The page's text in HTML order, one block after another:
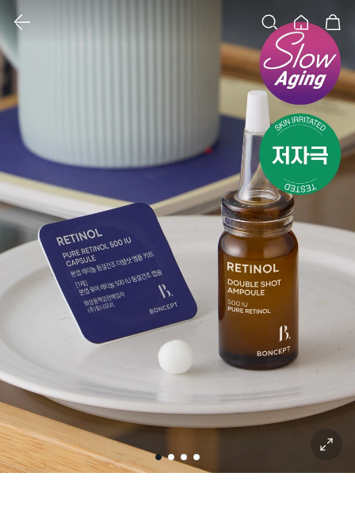
검색 홈 장바구니
1 2 3 4
확대 보기